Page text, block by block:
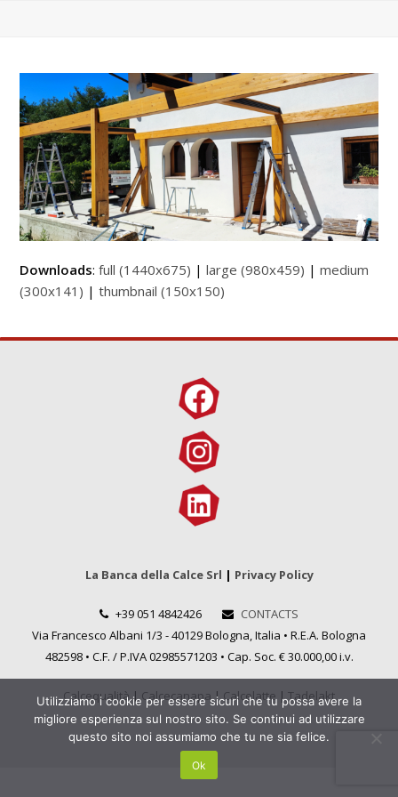
Downloads:full (1440x675) |large (980x459) |medium
(300x141) |thumbnail (150x150)
La Banca della Calce Srl | Privacy Policy
+39 051 4842426
CONTACTS
Via Francesco Albani 1/3 - 40129 Bologna, Italia • R.E.A. Bologna
482598 • C.F. / P.IVA 02985571203 • Cap. Soc. € 30.000,00 i.v.
Calcequalità|Calcecanapa|Calcelatte|Tadelakt
Utilizziamo i cookie per essere sicuri che tu possa avere la
migliore esperienza sul nostro sito. Se continui ad utilizzare
questo sito noi assumiamo che tu ne sia felice.
Ok